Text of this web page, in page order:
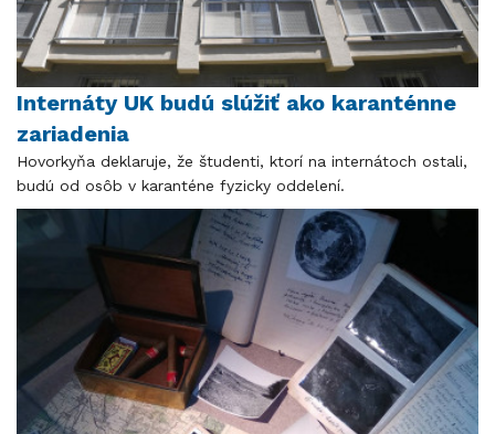
Internáty UK budú slúžiť ako karanténne
zariadenia
Hovorkyňa deklaruje, že študenti, ktorí na internátoch ostali,
budú od osôb v karanténe fyzicky oddelení.